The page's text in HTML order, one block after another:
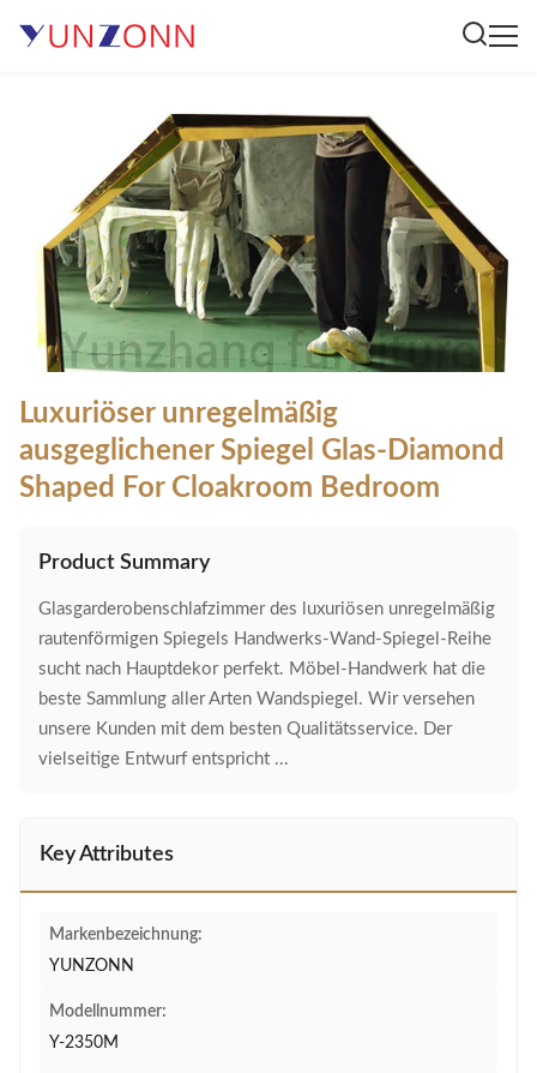
Luxuriöser unregelmäßig
ausgeglichener Spiegel Glas-Diamond
Shaped For Cloakroom Bedroom
Product Summary
Glasgarderobenschlafzimmer des luxuriösen unregelmäßig
rautenförmigen Spiegels Handwerks-Wand-Spiegel-Reihe
sucht nach Hauptdekor perfekt. Möbel-Handwerk hat die
beste Sammlung aller Arten Wandspiegel. Wir versehen
unsere Kunden mit dem besten Qualitätsservice. Der
vielseitige Entwurf entspricht ...
Key Attributes
Markenbezeichnung:
YUNZONN
Modellnummer:
Y-2350M